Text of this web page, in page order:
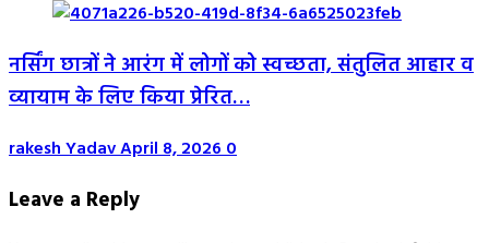
नर्सिंग छात्रों ने आरंग में लोगों को स्वच्छता, संतुलित आहार व
व्यायाम के लिए किया प्रेरित…
rakesh YadavApril 8, 20260
Leave a Reply